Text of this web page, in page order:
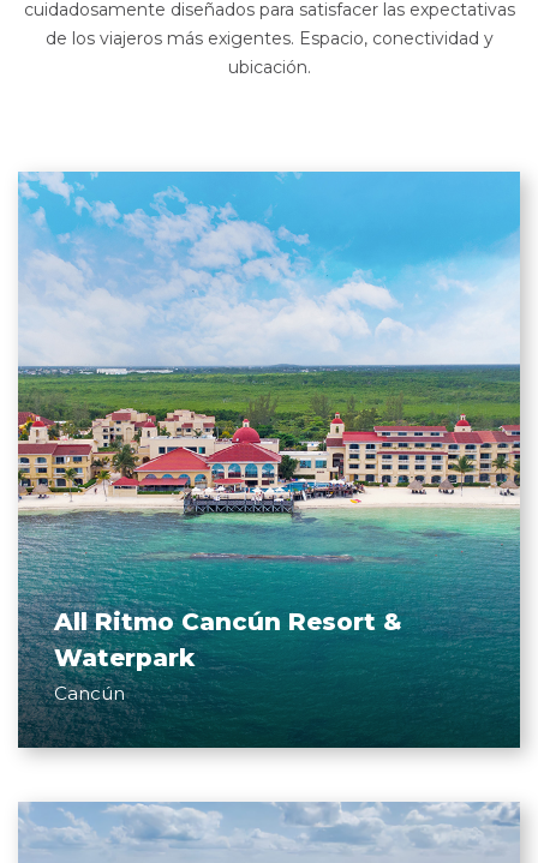
cuidadosamente diseñados para satisfacer las expectativas
de los viajeros más exigentes. Espacio, conectividad y
ubicación.
All Ritmo Cancún Resort &
Waterpark
Cancún